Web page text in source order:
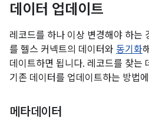
데이터 업데이트
레코드를 하나 이상 변경해야 하는
를 헬스 커넥트의 데이터와 동기화
데이트하면 됩니다. 레코드를 찾는
기존 데이터를 업데이트하는 방법
메타데이터